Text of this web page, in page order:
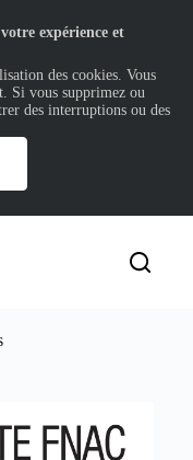
expérience et
des cookies. Vous
Si vous supprimez ou
des interruptions ou des